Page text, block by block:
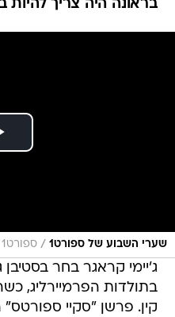
בראונה היה צריך להיות
שערי השבוע של ספורט1 / ספורט1
ג'יימי קראגר בחר
בתולדות הפרמיירליג,
קין. פרשן "סקיי